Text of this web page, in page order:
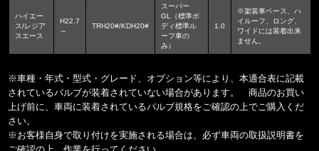
ハイエー
ス/レジア
スエース
H22.7
～
TRH20#/KDH20#
スーパー
GL（標準ボ
ディ標準ル
ーフ車の
み）
1.0
※架装車ベース、ハ
イルーフ、ロング、
ワイドには装着出来
ません。
※車種・年式・型式・グレード、オプション等により、本適合表に記載
されているバルブが装着されていない場合があります。 商品のお買い
上げ前に、車両に装着されているバルブ規格をご確認の上でご購入くだ
さい。
※お客様自身で取り付けを実施される場合は、必ず車両の取扱説明書を